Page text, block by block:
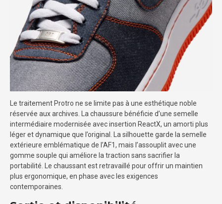
Le traitement Protro ne se limite pas à une esthétique noble
réservée aux archives. La chaussure bénéficie d’une semelle
intermédiaire modernisée avec insertion ReactX, un amorti plus
léger et dynamique que l’original. La silhouette garde la semelle
extérieure emblématique de l’AF1, mais l’assouplit avec une
gomme souple qui améliore la traction sans sacrifier la
portabilité. Le chaussant est retravaillé pour offrir un maintien
plus ergonomique, en phase avec les exigences
contemporaines.